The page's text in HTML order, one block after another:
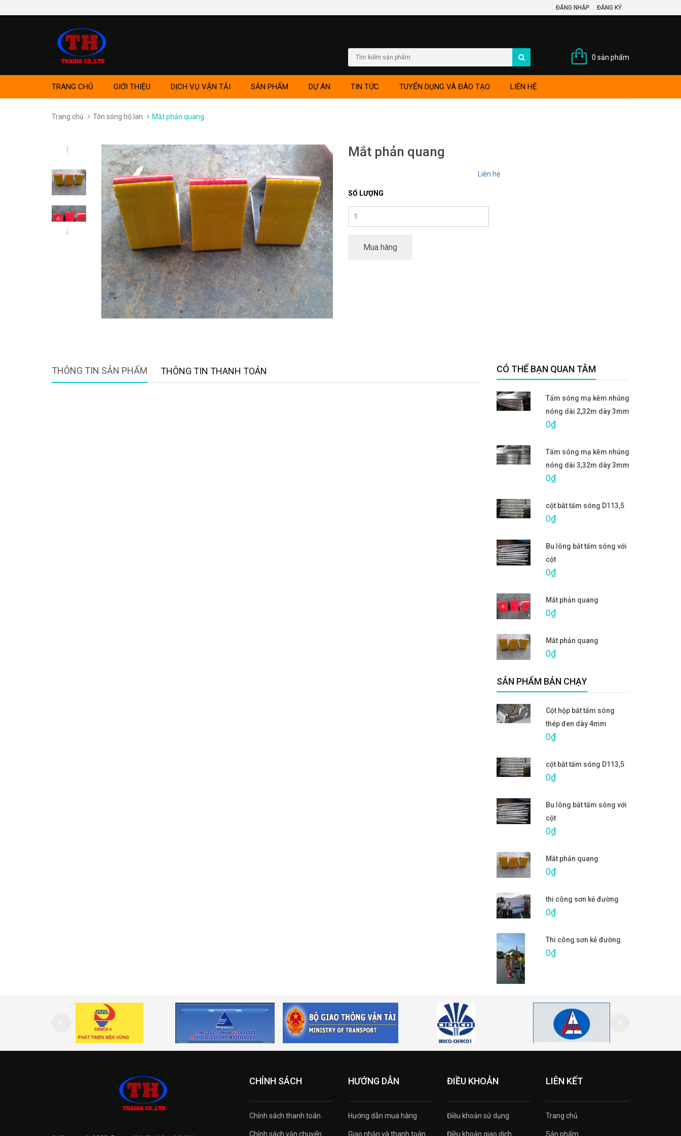
ĐĂNG NHẬP ĐĂNG KÝ
0 sản phẩm
TRANG CHỦ GIỚI THIỆU DỊCH VỤ VẬN TẢI SẢN PHẨM DỰ ÁN TIN TỨC TUYỂN DỤNG VÀ ĐÀO TẠO LIÊN HỆ
Trang chủ Tôn sóng hộ lan Mắt phản quang
Mắt phản quang
Liên hệ
SỐ LƯỢNG
Mua hàng
THÔNG TIN SẢN PHẨM THÔNG TIN THANH TOÁN CÓ THỂ BẠN QUAN TÂM
Tấm sóng mạ kẽm nhúng
nóng dài 2,32m dày 3mm
0₫
Tấm sóng mạ kẽm nhúng
nóng dài 3,32m dày 3mm
0₫
cột bắt tấm sóng D113,5
0₫
Bu lông bắt tấm sóng với
cột
0₫
Mắt phản quang
0₫
Mắt phản quang
0₫
SẢN PHẨM BÁN CHẠY
Cột hộp bắt tấm sóng
thép đen dày 4mm
0₫
cột bắt tấm sóng D113,5
0₫
Bu lông bắt tấm sóng với
cột
0₫
Mắt phản quang
0₫
thi công sơn kẻ đường
0₫
Thi công sơn kẻ đường
0₫
CHÍNH SÁCH
Chính sách thanh toán
Chính sách vận chuyển
HƯỚNG DẪN
Hướng dẫn mua hàng
Giao nhận và thanh toán
ĐIỀU KHOẢN
Điều khoản sử dụng
Điều khoản giao dịch
LIÊN KẾT
Trang chủ
Sản phẩm